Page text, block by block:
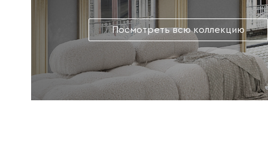
Посмотреть всю коллекцию